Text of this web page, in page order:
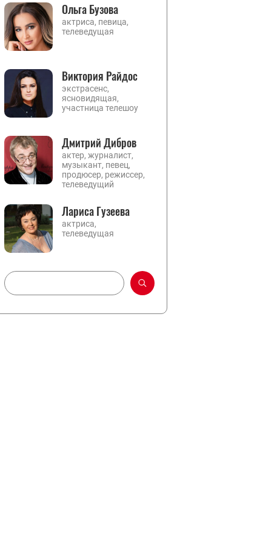
Ольга Бузова
актриса, певица,
телеведущая
Виктория Райдос
экстрасенс,
ясновидящая,
участница телешоу
Дмитрий Дибров
актер, журналист,
музыкант, певец,
продюсер, режиссер,
телеведущий
Лариса Гузеева
актриса,
телеведущая